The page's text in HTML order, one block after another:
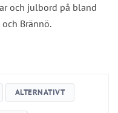
och julbord på bland
Brännö.
ALTERNATIVT